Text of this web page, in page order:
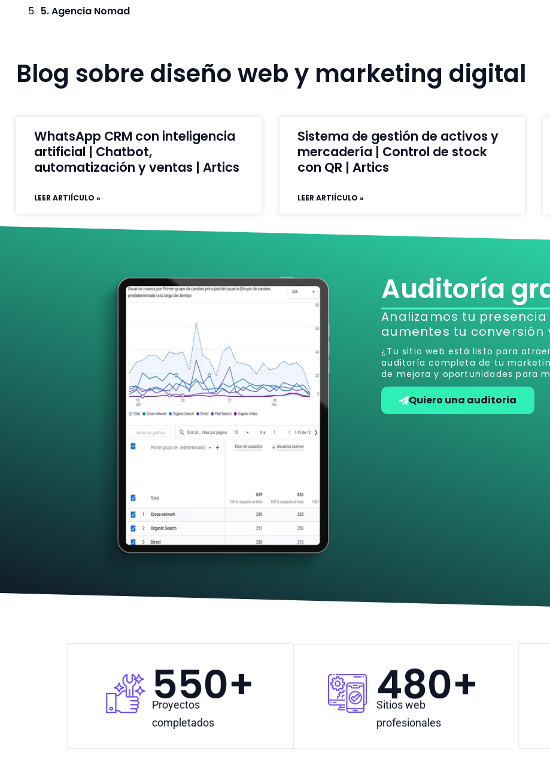
5. Agencia Nomad
Blog sobre diseño web y marketing digital
WhatsApp CRM con inteligencia
artificial | Chatbot,
automatización y ventas | Artics
LEER ARTIÍCULO »
Sistema de gestión de activos y
mercadería | Control de stock
con QR | Artics
LEER ARTIÍCULO »
Auditoría
Analizamos tu
aumentes tu conversión
¿Tu sitio web está listo para
auditoría completa de tu
de mejora y oportunidades para
Quiero una auditoria
550+
Proyectos
completados
480+
Sitios web
profesionales